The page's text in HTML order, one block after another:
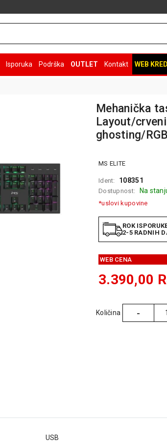
Isporuka Podrška OUTLET Kontakt WEB
Mehanička
Layout/
ghosting/RGB
MS ELITE
Ident: 108351
Dostupnost: Na
*uslovi kupovine
ROK
2-5 RADNIH
WEB CENA
3.390,00
Količina -
USB